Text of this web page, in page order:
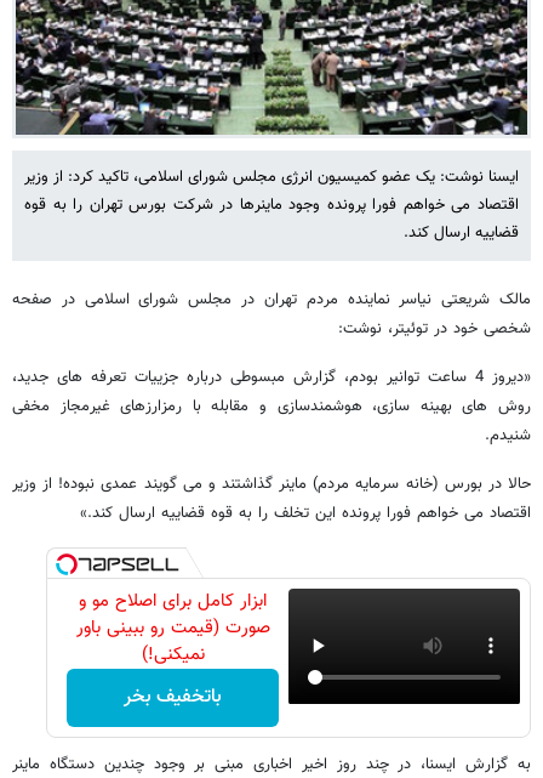
ایسنا نوشت: یک عضو کمیسیون انرژی مجلس شورای اسلامی، تاکید کرد: از وزیر
اقتصاد می خواهم فورا پرونده وجود ماینرها در شرکت بورس تهران را به قوه
قضاییه ارسال کند.
مالک شریعتی نیاسر نماینده مردم تهران در مجلس شورای اسلامی در صفحه
شخصی خود در توئیتر، نوشت:
«دیروز 4 ساعت توانیر بودم، گزارش مبسوطی درباره جزییات تعرفه های جدید،
روش های بهینه سازی، هوشمندسازی و مقابله با رمزارزهای غیرمجاز مخفی
شنیدم.
حالا در بورس (خانه سرمایه مردم) ماینر گذاشتند و می گویند عمدی نبوده! از وزیر
اقتصاد می خواهم فورا پرونده این تخلف را به قوه قضاییه ارسال کند.»
ابزار کامل برای اصلاح مو و
صورت (قیمت رو ببینی باور
نمیکنی!)
باتخفیف بخر
به گزارش ایسنا، در چند روز اخیر اخباری مبنی بر وجود چندین دستگاه ماینر